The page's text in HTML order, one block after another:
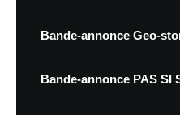
Bande-annonce Geo-
Bande-annonce PAS SI